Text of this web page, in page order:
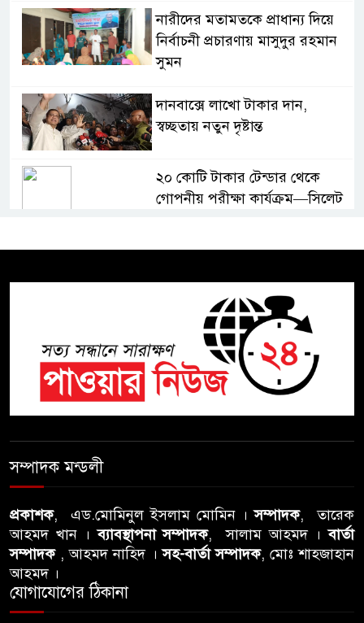
নারীদের মতামতকে প্রাধান্য দিয়ে
নির্বাচনী প্রচারণায় মাসুদুর রহমান
সুমন
দানবাক্সে লাখো টাকার দান,
স্বচ্ছতায় নতুন দৃষ্টান্ত
২০ কোটি টাকার টেন্ডার থেকে
গোপনীয় পরীক্ষা কার্যক্রম—সিলেট
সিলেটে চিকিৎসকের কিশোর ছেলের
ঝুলন্ত মরদেহ উদ্ধার
শতাব্দী রায়ের বাড়িতে বিদ্রোহীদের
বৈঠক, পশ্চিমবঙ্গে তৃনমূলে ভাঙনের
ইঙ্গিত !
বিএনপি নেতার ওপর হামলার
আবু তালহা চৌধুরী দ্বিতীয় বারের
মত টাওয়ার হ‍্যামলেটস কাউন্সিলের
সম্পাদক মন্ডলী
প্রকাশক, এড.মোমিনুল ইসলাম মোমিন ।সম্পাদক, তারেক
আহমদ খান ।ব্যাবস্থাপনা সম্পাদক, সালাম আহমদ ।বার্তা
সম্পাদক, আহমদ নাহিদ ।সহ-বার্তা সম্পাদক, মোঃ শাহজাহান
আহমদ ।
যোগাযোগের ঠিকানা